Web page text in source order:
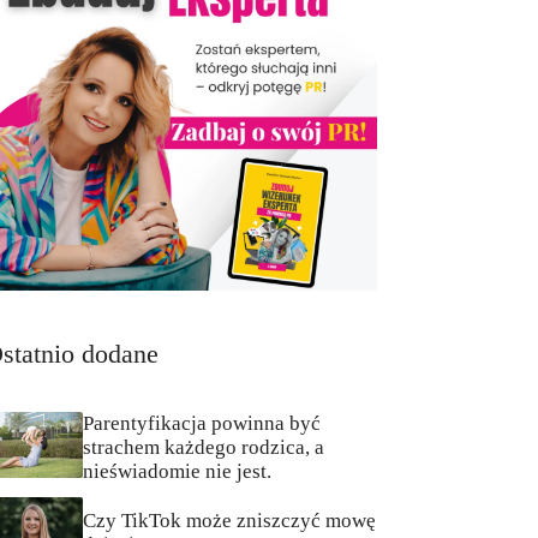
dodane
Parentyfikacja powinna być
strachem każdego rodzica, a
nieświadomie nie jest.
Czy TikTok może zniszczyć mowę